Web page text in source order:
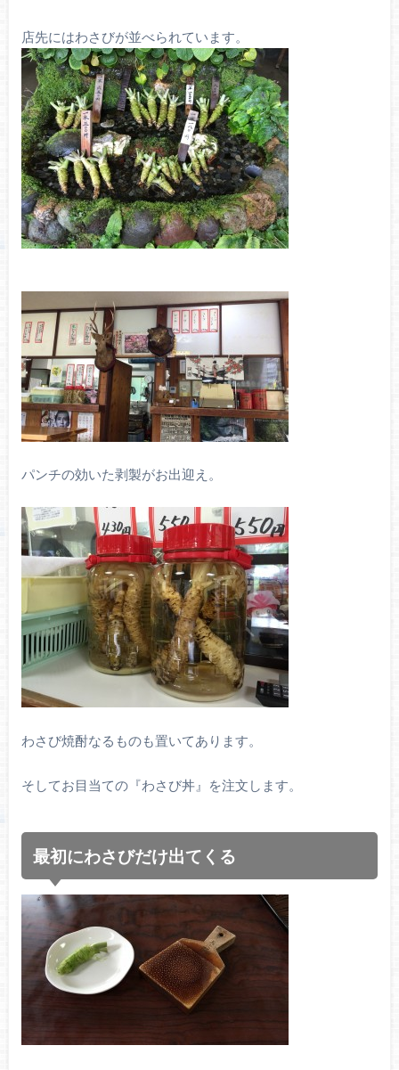
店先にはわさびが並べられています。
パンチの効いた剥製がお出迎え。
わさび焼酎なるものも置いてあります。
そしてお目当ての『わさび丼』を注文します。
最初にわさびだけ出てくる